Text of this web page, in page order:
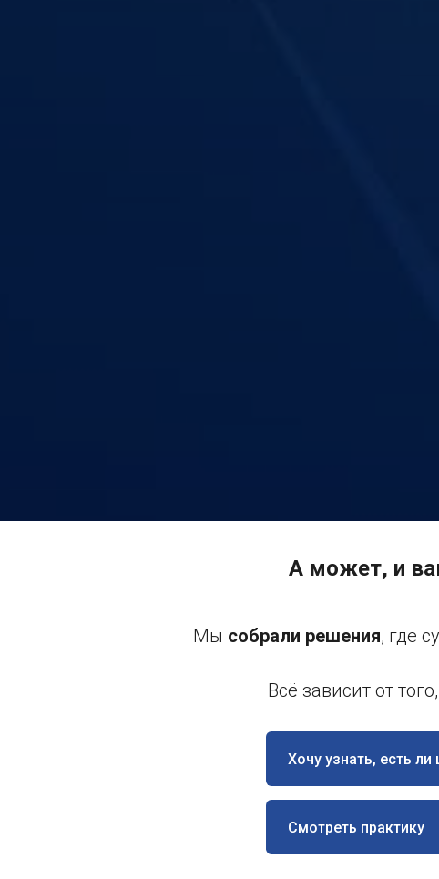
А может, и
Мы собрали решения, где
Всё зависит от
Хочу узнать, есть
Смотреть практику